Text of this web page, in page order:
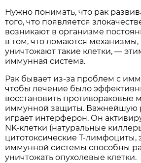
Нужно понимать, что рак
того, что появляется
возникают в организме
в том, что ломаются механизмы,
уничтожают такие клетки, —
иммунная система.
Рак бывает из-за проблем с
чтобы лечение было
восстановить противораковые
иммунной защиты. Важнейшую
играет интерферон. Он
NK-клетки (натуральные
цитотоксические Т-лимфоциты,
иммунной системы способны
уничтожать опухолевые клетки.